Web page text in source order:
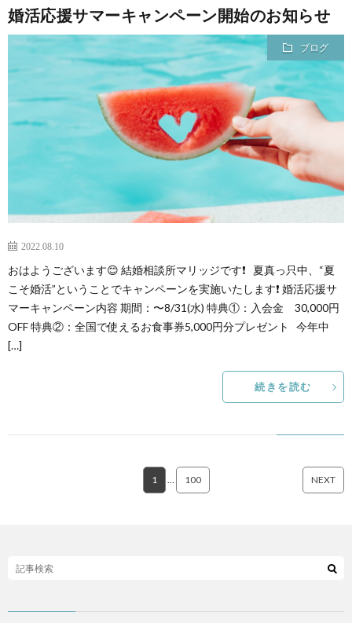
婚活応援サマーキャンペーン開始のお知らせ
ブログ
2022.08.10
おはようございます😊 結婚相談所マリッジです❗ 夏真っ只中、“夏
こそ婚活”ということでキャンペーンを実施いたします❗ 婚活応援サ
マーキャンペーン内容 期間：〜8/31(水) 特典①：入会金 30,000円
OFF 特典②：全国で使えるお食事券5,000円分プレゼント 今年中
[…]
続きを読む
1 … 100 NEXT